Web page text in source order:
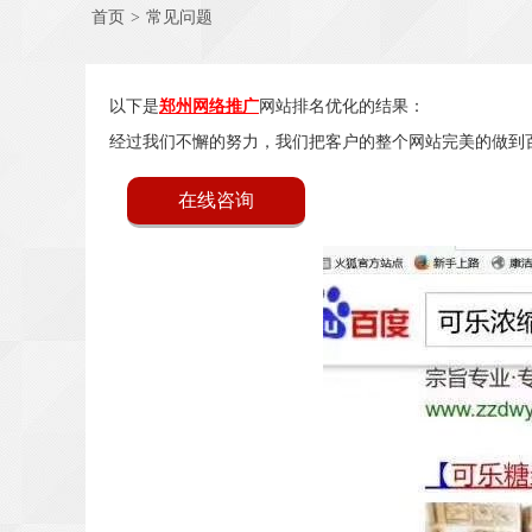
首页 > 常见问题
以下是郑州网络推广网站排名优化的结果：
经过我们不懈的努力，我们把客户的整个网站完美的做到
在线咨询